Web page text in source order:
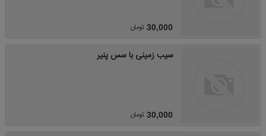
30,000 تومان
سیب زمینی با سس پنیر
30,000 تومان